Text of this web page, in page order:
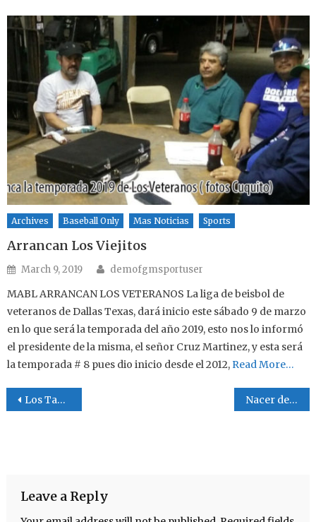
Archives Baseball Only Mas Noticias Sports
Arrancan Los Viejitos
Posted on
March 9, 2019 Author
demofgmsportuser
MABL ARRANCAN LOS VETERANOS La liga de beisbol de
veteranos de Dallas Texas, dará inicio este sábado 9 de marzo
en lo que será la temporada del año 2019, esto nos lo informó
el presidente de la misma, el señor Cruz Martinez, y esta será
la temporada # 8 pues dio inicio desde el 2012, Read More…
Post navigation
Los Tamales Nacer de Nuevo
Leave a Reply